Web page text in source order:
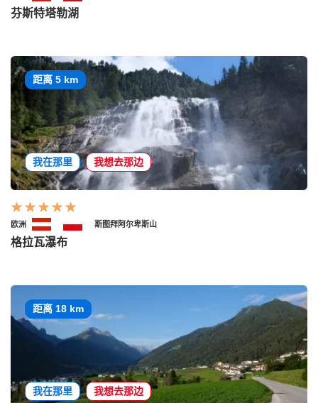
芬斯特塔勒湖
距离 5 km
我在那里 我想去那边
欧洲 斯图拜阿尔卑斯山
格拉瓦瀑布
距离 18 km
我在那里 我想去那边